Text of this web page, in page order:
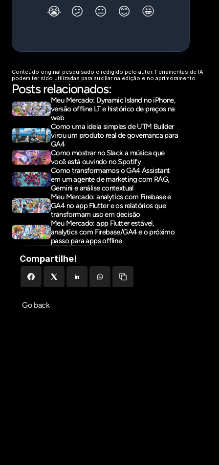
Conteúdo original pesquisado e redigido pelo autor. Ferramentas de IA
podem ter sido utilizadas para auxiliar na edição e no aprimoramento.
Posts relacionados:
Meu Mercado: Dynamic Island no iPhone,
versão offline LT e histórico de preços na
web
Como uma ideia simples de UTM Builder
virou um produto real de governanca para
GA4
Como mostrar no Slack a música que
você está ouvindo no Spotify
Como transformamos o GA4 Assistant
em um agente de marketing com RAG,
Gemini e análise contextual
Meu Mercado: analytics com Firebase e
GA4 no app Flutter e os relatórios que
transformam uso em decisão
Meu Mercado: app Flutter estável,
analytics com Firebase/GA4 e o próximo
passo para apps offline
Compartilhe!
Go back